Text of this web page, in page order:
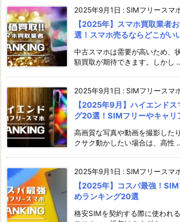
2025年9月1日 : SIMフリースマ
【2025年】スマホ買取業者
選！スマホ売るならどこがい
中古スマホは需要が高いため、
額買取が期待できます。しかし
2025年9月1日 : SIMフリースマ
【2025年9月】ハイエンド
グ20選！SIMフリーやキャリ
高画質な写真や動画を撮影した
クサク動かしたい場合は、高性
2025年9月1日 : SIMフリースマ
【2025年】コスパ最強！
めランキング20選
格安SIMを契約する際に使われ